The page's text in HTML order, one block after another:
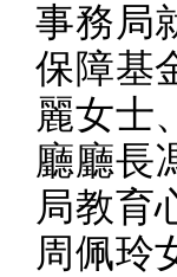
事務局
保障基
麗女士
廳廳長
局教育
周佩玲